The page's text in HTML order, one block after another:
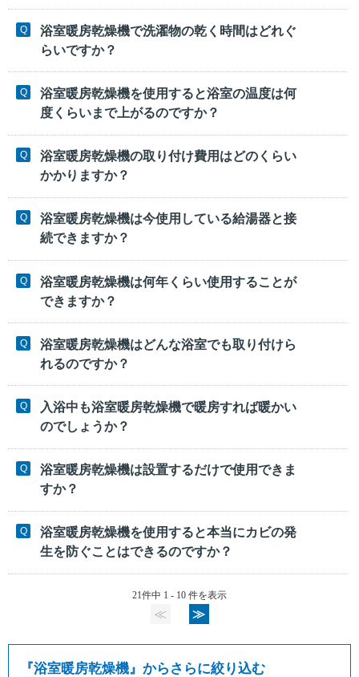
浴室暖房乾燥機で洗濯物の乾く時間はどれぐ
らいですか？
浴室暖房乾燥機を使用すると浴室の温度は何
度くらいまで上がるのですか？
浴室暖房乾燥機の取り付け費用はどのくらい
かかりますか？
浴室暖房乾燥機は今使用している給湯器と接
続できますか？
浴室暖房乾燥機は何年くらい使用することが
できますか？
浴室暖房乾燥機はどんな浴室でも取り付けら
れるのですか？
入浴中も浴室暖房乾燥機で暖房すれば暖かい
のでしょうか？
浴室暖房乾燥機は設置するだけで使用できま
すか？
浴室暖房乾燥機を使用すると本当にカビの発
生を防ぐことはできるのですか？
21件中 1 - 10 件を表示
≪ ≫
『浴室暖房乾燥機』からさらに絞り込む